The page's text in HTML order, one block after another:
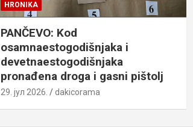
HRONIKA
PANČEVO: Kod
osamnaestogodišnjaka i
devetnaestogodišnjaka
pronađena droga i gasni pištolj
29. јул 2026. dakicorama